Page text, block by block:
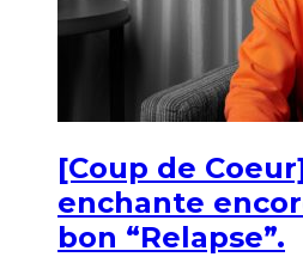
[Coup de
enchante
bon “Relapse”.